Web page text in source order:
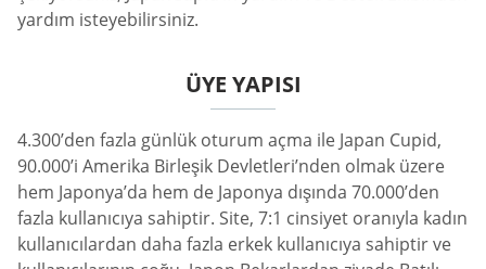
yardım isteyebilirsiniz.
ÜYE YAPISI
4.300’den fazla günlük oturum açma ile Japan Cupid,
90.000’i Amerika Birleşik Devletleri’nden olmak üzere
hem Japonya’da hem de Japonya dışında 70.000’den
fazla kullanıcıya sahiptir. Site, 7:1 cinsiyet oranıyla kadın
kullanıcılardan daha fazla erkek kullanıcıya sahiptir ve